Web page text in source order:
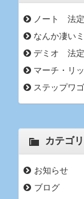
ノート 法
なんか凄い
デミオ 法
マーチ・リ
ステップワ
カテゴ
お知らせ
ブログ